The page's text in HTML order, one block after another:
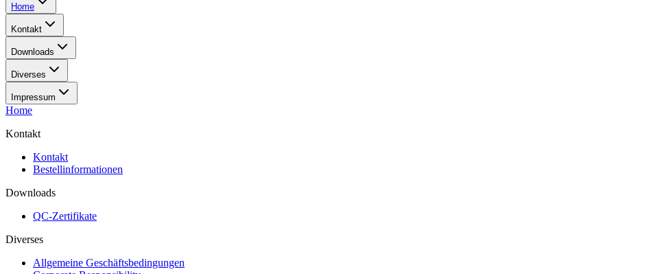
Home
Kontakt
Downloads
Diverses
Impressum
Home
Kontakt
Kontakt
Bestellinformationen
Downloads
QC-Zertifikate
Diverses
Allgemeine Geschäftsbedingungen